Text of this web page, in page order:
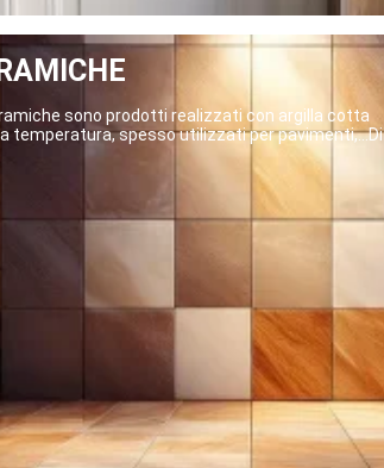
sono prodotti realizzati con argilla cotta
temperatura, spesso utilizzati per pavimenti,...Di